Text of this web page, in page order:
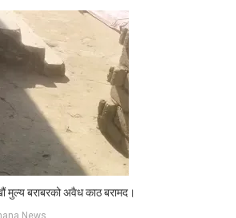
मुल्य बराबरको अवैध काठ बरामद।
News